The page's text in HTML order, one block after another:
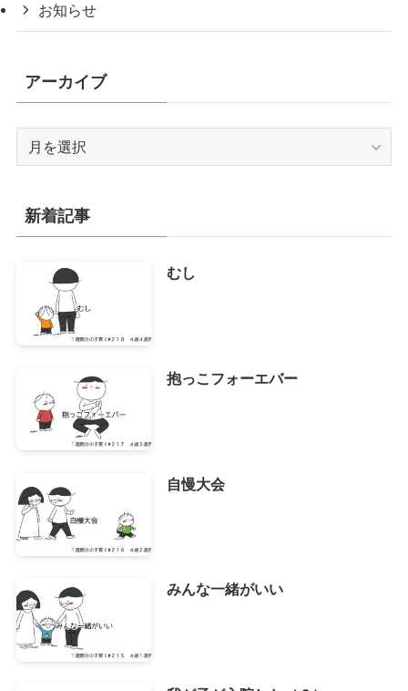
お知らせ
アーカイブ
イ
ブ
新着記事
むし
抱っこフォーエバー
自慢大会
みんな一緒がいい